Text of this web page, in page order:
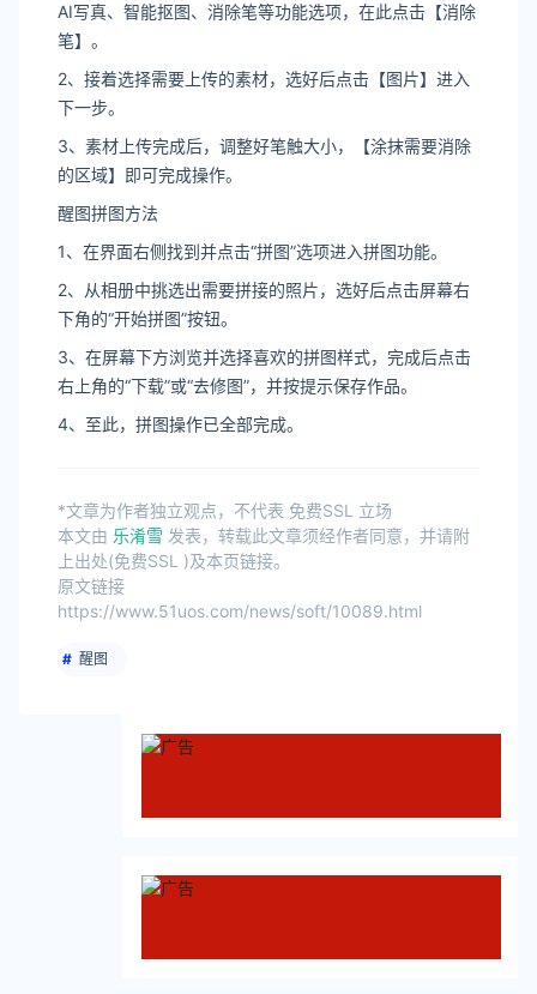
AI写真、智能抠图、消除笔等功能选项，在此点击【消除
笔】。
2、接着选择需要上传的素材，选好后点击【图片】进入
下一步。
3、素材上传完成后，调整好笔触大小，【涂抹需要消除
的区域】即可完成操作。
醒图拼图方法
1、在界面右侧找到并点击“拼图”选项进入拼图功能。
2、从相册中挑选出需要拼接的照片，选好后点击屏幕右
下角的“开始拼图”按钮。
3、在屏幕下方浏览并选择喜欢的拼图样式，完成后点击
右上角的“下载”或“去修图”，并按提示保存作品。
4、至此，拼图操作已全部完成。
*文章为作者独立观点，不代表 免费SSL 立场
本文由 乐淆雪 发表，转载此文章须经作者同意，并请附
上出处(免费SSL )及本页链接。
原文链接
https://www.51uos.com/news/soft/10089.html
醒图